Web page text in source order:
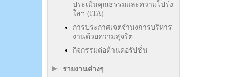
ประเมินคุณธรรมและความโปร่ง
ใสฯ (ITA)
การประกาศเจตจำนงการบริหาร
งานด้วยความสุจริต
กิจกรรมต่อต้านคอรัปชั่น
รายงานต่างๆ